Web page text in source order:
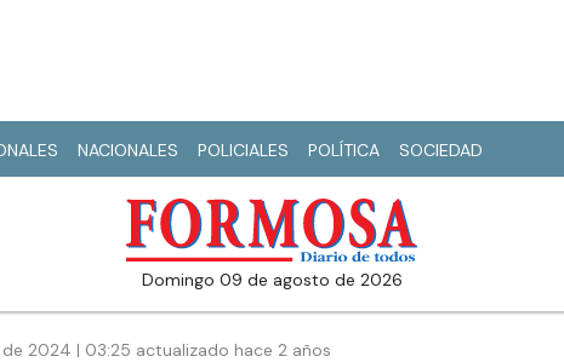
NACIONALES POLICIALES POLÍTICA SOCIEDAD
domingo 09 de agosto de 2026
2024 | 03:25 actualizado hace 2 años